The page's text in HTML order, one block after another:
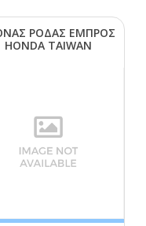
ΡΟΔΑΣ ΕΜΠΡΟΣ
ΗΟΝDΑ ΤΑΙWΑΝ